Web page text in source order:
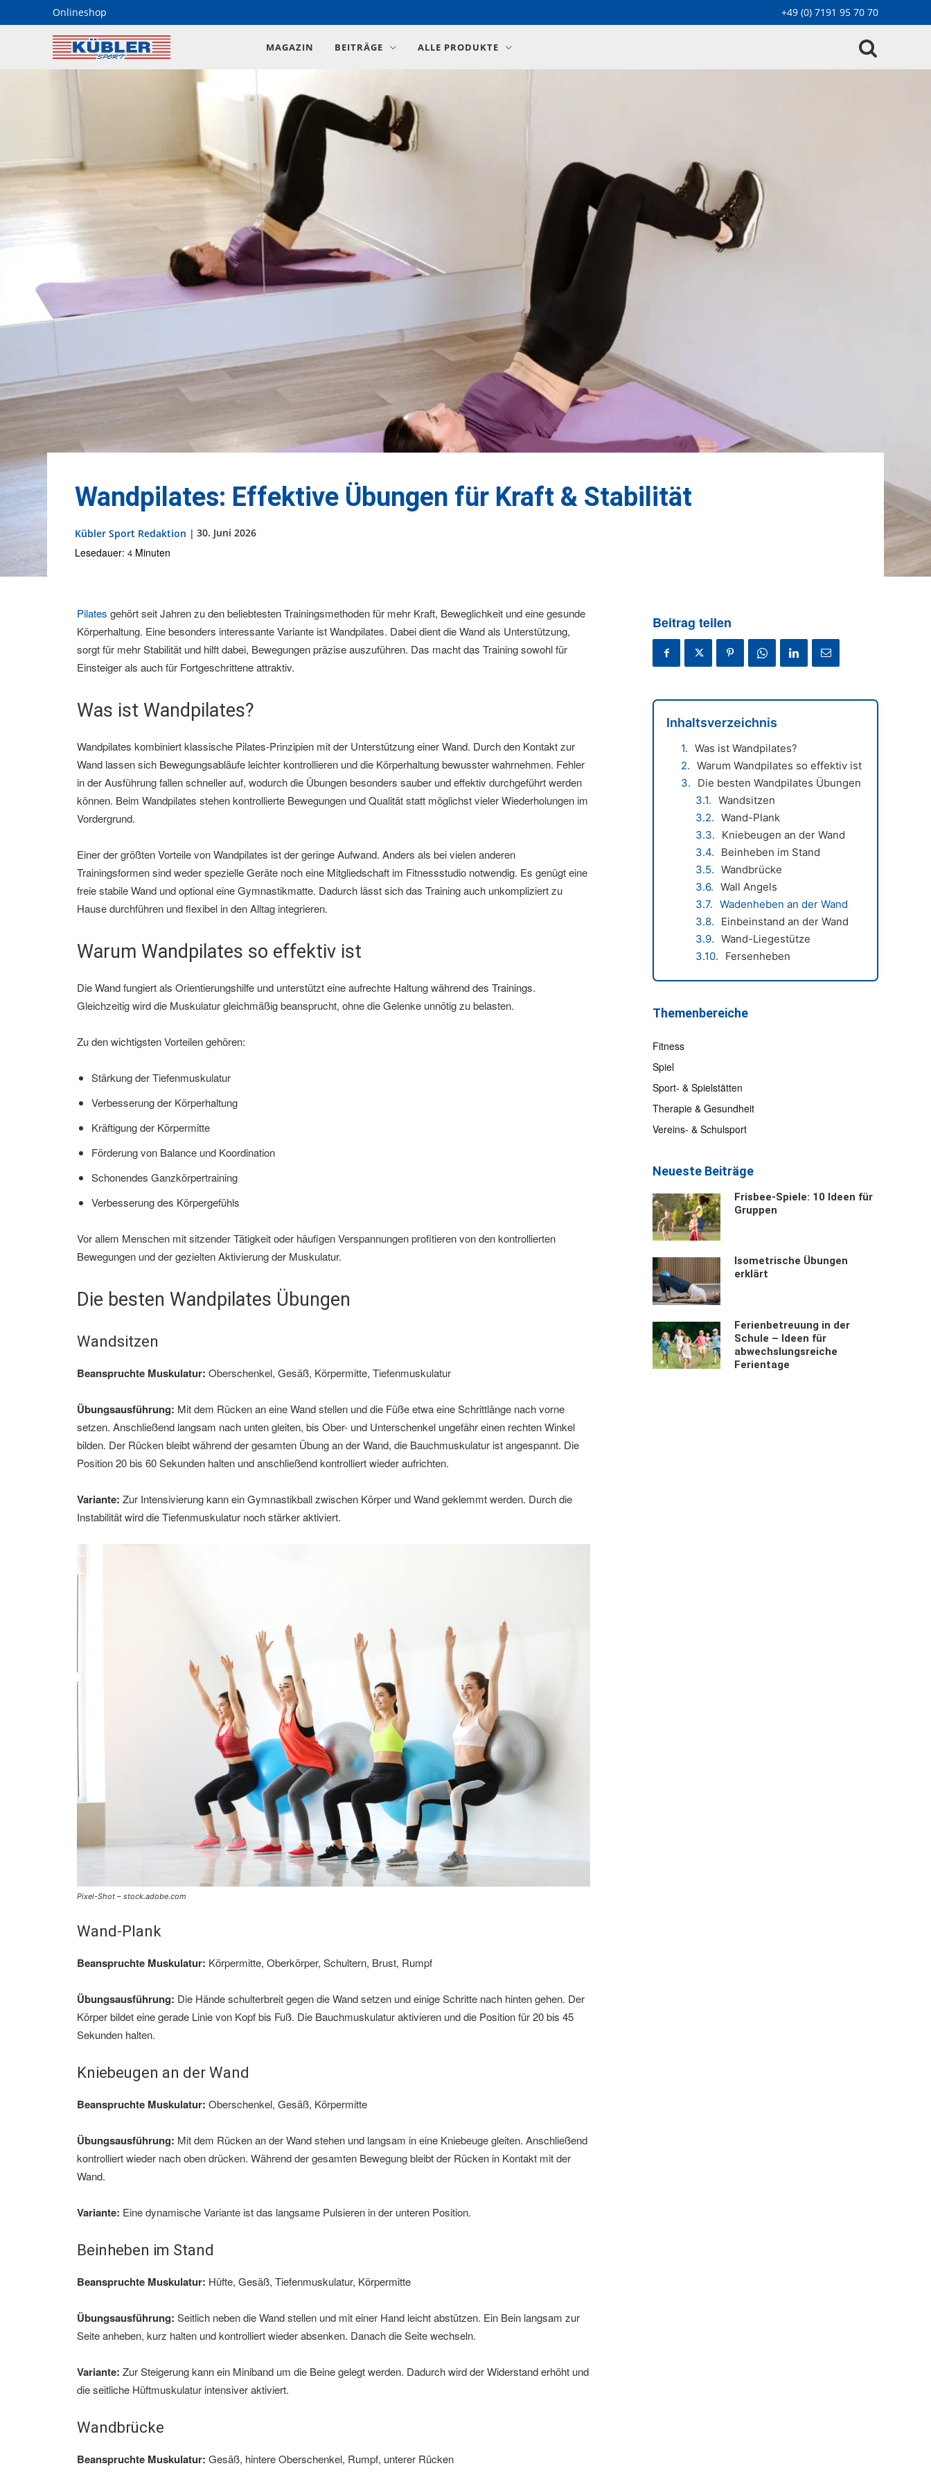
Onlineshop +49 (0) 7191 95 70 70
MAGAZIN BEITRÄGE ALLE PRODUKTE
Wandpilates: Effektive Übungen für Kraft & Stabilität
Kübler Sport Redaktion | 30. Juni 2026
Lesedauer: 4 Minuten
Pilates gehört seit Jahren zu den beliebtesten Trainingsmethoden für mehr Kraft, Beweglichkeit und eine gesunde
Körperhaltung. Eine besonders interessante Variante ist Wandpilates. Dabei dient die Wand als Unterstützung,
sorgt für mehr Stabilität und hilft dabei, Bewegungen präzise auszuführen. Das macht das Training sowohl für
Einsteiger als auch für Fortgeschrittene attraktiv.
Was ist Wandpilates?
Wandpilates kombiniert klassische Pilates-Prinzipien mit der Unterstützung einer Wand. Durch den Kontakt zur
Wand lassen sich Bewegungsabläufe leichter kontrollieren und die Körperhaltung bewusster wahrnehmen. Fehler
in der Ausführung fallen schneller auf, wodurch die Übungen besonders sauber und effektiv durchgeführt werden
können. Beim Wandpilates stehen kontrollierte Bewegungen und Qualität statt möglichst vieler Wiederholungen im
Vordergrund.
Einer der größten Vorteile von Wandpilates ist der geringe Aufwand. Anders als bei vielen anderen
Trainingsformen sind weder spezielle Geräte noch eine Mitgliedschaft im Fitnessstudio notwendig. Es genügt eine
freie stabile Wand und optional eine Gymnastikmatte. Dadurch lässt sich das Training auch unkompliziert zu
Hause durchführen und flexibel in den Alltag integrieren.
Warum Wandpilates so effektiv ist
Die Wand fungiert als Orientierungshilfe und unterstützt eine aufrechte Haltung während des Trainings.
Gleichzeitig wird die Muskulaturgleichmäßig beansprucht, ohne die Gelenke unnötig zu belasten.
Zu den wichtigsten Vorteilen gehören:
Stärkung der Tiefenmuskulatur
Verbesserung der Körperhaltung
Kräftigung der Körpermitte
Förderung von Balance und Koordination
Schonendes Ganzkörpertraining
Verbesserung des Körpergefühls
Vor allem Menschen mit sitzender Tätigkeit oder häufigen Verspannungen profitieren von den kontrollierten
Bewegungen und der gezielten Aktivierung der Muskulatur.
Die besten Wandpilates Übungen
Wandsitzen
Beanspruchte Muskulatur: Oberschenkel, Gesäß, Körpermitte, Tiefenmuskulatur
Übungsausführung: Mit dem Rücken an eine Wand stellen und die Füße etwa eine Schrittlänge nach vorne
setzen. Anschließend langsam nach unten gleiten, bis Ober- und Unterschenkel ungefähr einen rechten Winkel
bilden. Der Rücken bleibt während der gesamten Übung an der Wand, die Bauchmuskulatur ist angespannt. Die
Position 20 bis 60 Sekunden halten und anschließend kontrolliert wieder aufrichten.
Variante: Zur Intensivierung kann ein Gymnastikball zwischen Körper und Wand geklemmt werden. Durch die
Instabilität wird die Tiefenmuskulatur noch stärker aktiviert.
Pixel-Shot – stock.adobe.com
Wand-Plank
Beanspruchte Muskulatur: Körpermitte, Oberkörper, Schultern, Brust, Rumpf
Übungsausführung: Die Hände schulterbreit gegen die Wand setzen und einige Schritte nach hinten gehen. Der
Körper bildet eine gerade Linie von Kopf bis Fuß. Die Bauchmuskulatur aktivieren und die Position für 20 bis 45
Sekunden halten.
Kniebeugen an der Wand
Beanspruchte Muskulatur: Oberschenkel, Gesäß, Körpermitte
Übungsausführung: Mit dem Rücken an der Wand stehen und langsam in eine Kniebeuge gleiten. Anschließend
kontrolliert wieder nach oben drücken. Während der gesamten Bewegung bleibt der Rücken in Kontakt mit der
Wand.
Variante: Eine dynamische Variante ist das langsame Pulsieren in der unteren Position.
Beinheben im Stand
Beanspruchte Muskulatur: Hüfte, Gesäß, Tiefenmuskulatur, Körpermitte
Übungsausführung: Seitlich neben die Wand stellen und mit einer Hand leicht abstützen. Ein Bein langsam zur
Seite anheben, kurz halten und kontrolliert wieder absenken. Danach die Seite wechseln.
Variante: Zur Steigerung kann ein Miniband um die Beine gelegt werden. Dadurch wird der Widerstand erhöht und
die seitliche Hüftmuskulatur intensiver aktiviert.
Wandbrücke
Beanspruchte Muskulatur: Gesäß, hintere Oberschenkel, Rumpf, unterer Rücken
Beitrag teilen
Inhaltsverzeichnis
Was ist Wandpilates?
Warum Wandpilates so effektiv ist
Die besten Wandpilates Übungen
Wandsitzen
Wand-Plank
Kniebeugen an der Wand
Beinheben im Stand
Wandbrücke
Wall Angels
Wadenheben an der Wand
Einbeinstand an der Wand
Wand-Liegestütze
Fersenheben
Themenbereiche
Fitness
Spiel
Sport- & Spielstätten
Therapie & Gesundheit
Vereins- & Schulsport
Neueste Beiträge
Frisbee-Spiele: 10 Ideen für
Gruppen
Isometrische Übungen
erklärt
Ferienbetreuung in der
Schule – Ideen für
abwechslungsreiche
Ferientage